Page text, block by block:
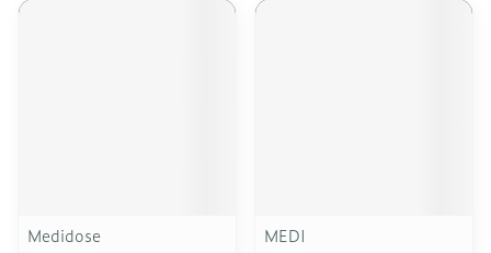
Medidose
MEDI